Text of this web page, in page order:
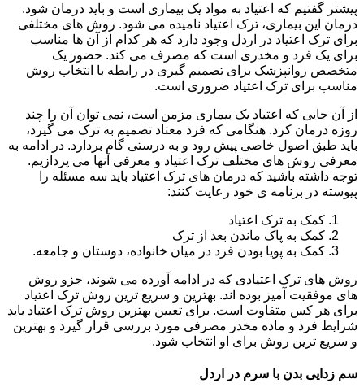
پیشتر گفتیم که اعتیاد به مواد یک بیماری است و باید درمان شود.
درمان این بیماری، ترک اعتیاد نامیده می شود. روش های مختلفی
برای ترک اعتیاد در اردل وجود دارد که هر کدام از آن ها مناسب
برای یک فرد و مخدری است که مصرف می کند. حضور یک
متخصص روانپزشک برای تصمیم گیری در رابطه با انتخاب روش
مناسب برای ترک اعتیاد ضروری است.
از آن جایی که اعتیاد یک بیماری مزمن است، نمی توان آن را چند
روزه درمان کرد. هنگامی که فرد معتاد تصمیم به ترک می گیرد،
باید طبق اصول خاصی پیش رود و به درستی گام بردارد. در ادامه به
معرفی روش های مختلف ترک اعتیاد و معرفی آنها می پردازیم.
توجه داشته باشید که درمان های ترک اعتیاد باید سه مسئله را
پیوسته در برنامه ی خود رعایت کنند:
کمک به ترک اعتیاد
کمک به پاک ماندن بعد از ترک
کمک به پویا بودن فرد در میان خانواده، دوستان و جامعه.
روش های ترک اعتیادی که در ادامه آورده می شوند، جزو روش
های موفقیت آمیز بوده اند. بهترین و سریع ترین روش ترک اعتیاد
برای هر کس متفاوت است. برای تعیین بهترین روش ترک اعتیاد باید
شرایط فرد و ماده مخدر مصرفی مورد بررسی قرار گیرد و بهترین
و سریع ترین روش برای او انتخاب شود.
سم زدایی بدن با سرم در اردل